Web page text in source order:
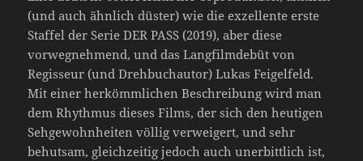
(und auch ähnlich düster) wie die exzellente erste
Staffel der Serie DER PASS (2019), aber diese
vorwegnehmend, und das Langfilmdebüt von
Regisseur (und Drehbuchautor) Lukas Feigelfeld.
Mit einer herkömmlichen Beschreibung wird man
dem Rhythmus dieses Films, der sich den heutigen
Sehgewohnheiten völlig verweigert, und sehr
behutsam, gleichzeitig jedoch auch unerbittlich ist,